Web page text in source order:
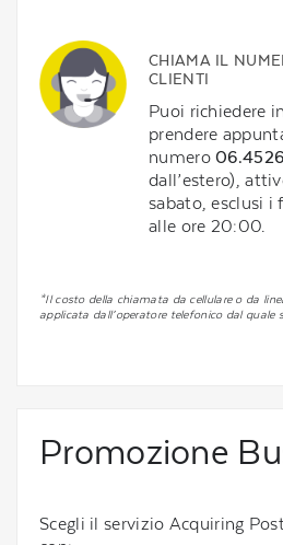
CHIAMA IL
CLIENTI
Puoi richiedere
prendere
numero
dall’estero),
sabato, esclusi i
alle ore 20:00.
*Il costo della chiamata da cellulare o da
applicata dall’operatore telefonico dal
Promozione
Scegli il servizio Acquiring